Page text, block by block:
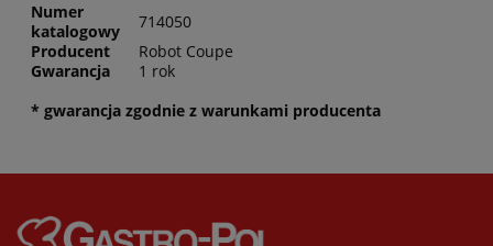
Numer
katalogowy
714050
Producent
Robot Coupe
Gwarancja
1 rok
* gwarancja zgodnie z warunkami producenta